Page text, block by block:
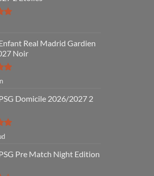
Real Madrid Gardien
Noir
Domicile 2026/2027 2
Pre Match Night Edition